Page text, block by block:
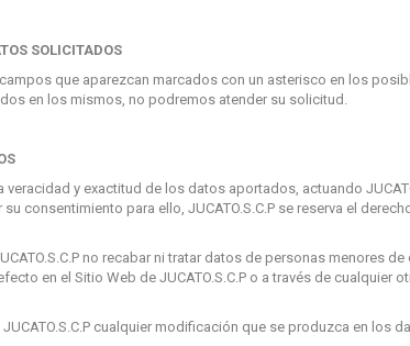
SOLICITADOS
que aparezcan marcados con un asterisco en los
en los mismos, no podremos atender su solicitud.
veracidad y exactitud de los datos aportados, actuando
consentimiento para ello, JUCATO.S.C.P se reserva el
no recabar ni tratar datos de personas menores
en el Sitio Web de JUCATO.S.C.P o a través de cualquier
cualquier modificación que se produzca en